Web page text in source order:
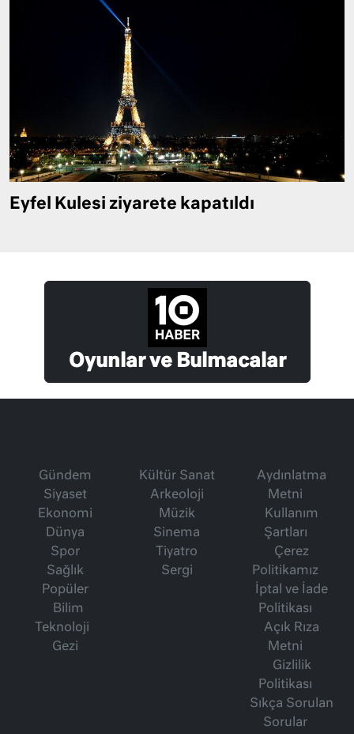
Eyfel Kulesi ziyarete kapatıldı
Oyunlar ve Bulmacalar
Gündem
Siyaset
Ekonomi
Dünya
Spor
Sağlık
Popüler
Bilim
Teknoloji
Gezi
Kültür Sanat
Arkeoloji
Müzik
Sinema
Tiyatro
Sergi
Aydınlatma
Metni
Kullanım
Şartları
Çerez
Politikamız
İptal ve İade
Politikası
Açık Rıza
Metni
Gizlilik
Politikası
Sıkça Sorulan
Sorular